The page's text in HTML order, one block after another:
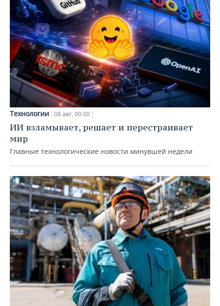
Технологии 08 авг, 00:00
ИИ взламывает, решает и перестраивает
мир
Главные технологические новости минувшей недели